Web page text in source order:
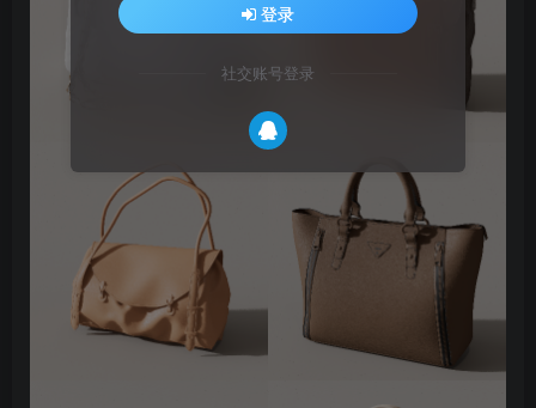
登录
社交账号登录